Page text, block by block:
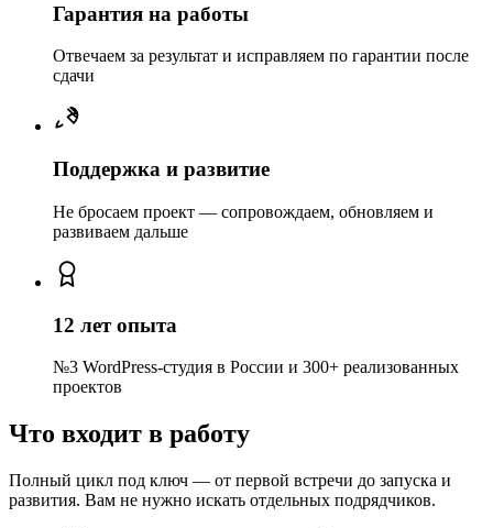
Гарантия на работы
Отвечаем за результат и исправляем по гарантии после
сдачи
Поддержка и развитие
Не бросаем проект — сопровождаем, обновляем и
развиваем дальше
12 лет опыта
№3 WordPress-студия в России и 300+ реализованных
проектов
Что входит в работу
Полный цикл под ключ — от первой встречи до запуска и
развития. Вам не нужно искать отдельных подрядчиков.